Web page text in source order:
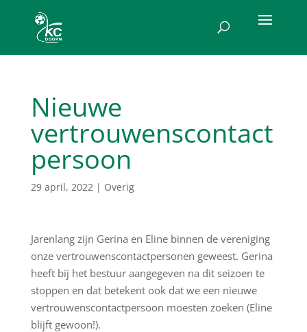
Nieuwe
vertrouwenscontact
persoon
29 april, 2022| Overig
Jarenlang zijn Gerina en Eline binnen de vereniging
onze vertrouwenscontactpersonen geweest. Gerina
heeft bij het bestuur aangegeven na dit seizoen te
stoppen en dat betekent ook dat we een nieuwe
vertrouwenscontactpersoon moesten zoeken (Eline
blijft gewoon!).